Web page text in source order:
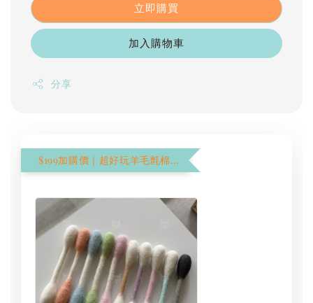
立即購買
加入購物車
分享
$199加購價｜超好玩羊毛氈棉花棒